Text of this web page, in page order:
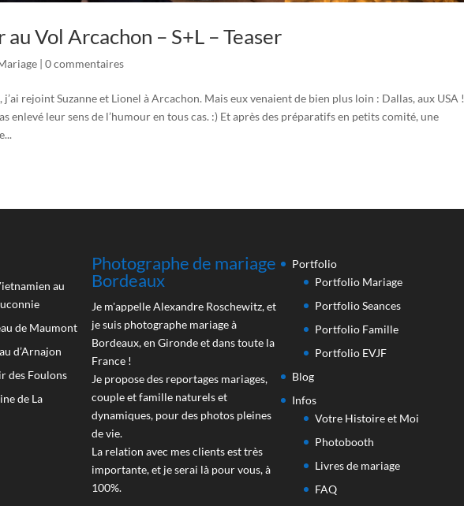
Vol Arcachon – S+L – Teaser
| 0 commentaires
j’ai rejoint Suzanne et Lionel à Arcachon. Mais eux venaient de bien plus loin : Dallas, aux USA !
enlevé leur sens de l’humour en tous cas. :) Et après des préparatifs en petits comité, une
au
de Maumont
d’Arnajon
des Foulons
de La
Photographe de mariage
Bordeaux
Je m'appelle Alexandre Roschewitz, et
je suis photographe mariage à
Bordeaux, en Gironde et dans toute la
France !
Je propose des reportages mariages,
couple et famille naturels et
dynamiques, pour des photos pleines
de vie.
La relation avec mes clients est très
importante, et je serai là pour vous, à
100%.
Portfolio
Portfolio Mariage
Portfolio Seances
Portfolio Famille
Portfolio EVJF
Blog
Infos
Votre Histoire et Moi
Photobooth
Livres de mariage
FAQ